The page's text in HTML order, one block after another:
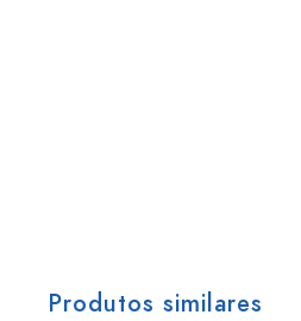
Produtos similares